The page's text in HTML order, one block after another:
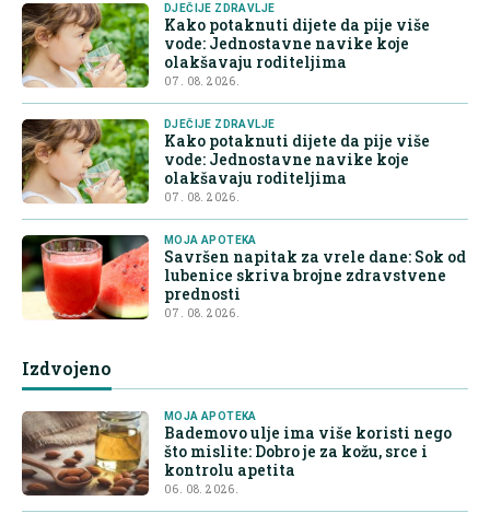
DJEČIJE ZDRAVLJE
Kako potaknuti dijete da pije više
vode: Jednostavne navike koje
olakšavaju roditeljima
07. 08. 2026.
DJEČIJE ZDRAVLJE
Kako potaknuti dijete da pije više
vode: Jednostavne navike koje
olakšavaju roditeljima
07. 08. 2026.
MOJA APOTEKA
Savršen napitak za vrele dane: Sok od
lubenice skriva brojne zdravstvene
prednosti
07. 08. 2026.
Izdvojeno
MOJA APOTEKA
Bademovo ulje ima više koristi nego
što mislite: Dobro je za kožu, srce i
kontrolu apetita
06. 08. 2026.